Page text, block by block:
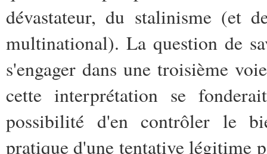
dévastateur, du stalinisme (et
multinational). La question de
s'engager dans une troisième
cette interprétation se
possibilité d'en contrôler le
pratique d'une tentative légitime